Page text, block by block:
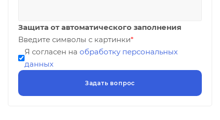
Защита от автоматического заполнения
Введите символы с картинки*
Я согласен на обработку персональных
данных